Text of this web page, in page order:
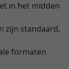
in het midden
zijn standaard,
formaten